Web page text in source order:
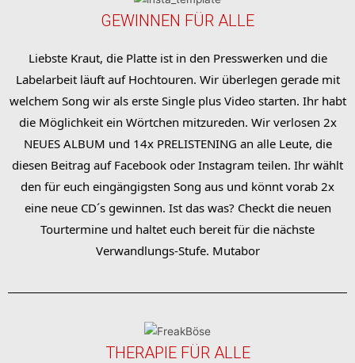
GEWINNEN FÜR ALLE
Liebste Kraut, die Platte ist in den Presswerken und die
Labelarbeit läuft auf Hochtouren. Wir überlegen gerade mit
welchem Song wir als erste Single plus Video starten. Ihr habt
die Möglichkeit ein Wörtchen mitzureden. Wir verlosen 2x
NEUES ALBUM und 14x PRELISTENING an alle Leute, die
diesen Beitrag auf Facebook oder Instagram teilen. Ihr wählt
den für euch eingängigsten Song aus und könnt vorab 2x
eine neue CD´s gewinnen. Ist das was? Checkt die neuen
Tourtermine und haltet euch bereit für die nächste
Verwandlungs-Stufe. Mutabor
THERAPIE FÜR ALLE